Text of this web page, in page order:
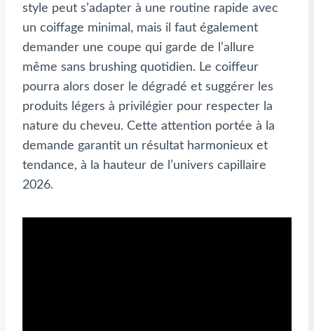
style peut s’adapter à une routine rapide avec
un coiffage minimal, mais il faut également
demander une coupe qui garde de l’allure
même sans brushing quotidien. Le coiffeur
pourra alors doser le dégradé et suggérer les
produits légers à privilégier pour respecter la
nature du cheveu. Cette attention portée à la
demande garantit un résultat harmonieux et
tendance, à la hauteur de l’univers capillaire
2026.